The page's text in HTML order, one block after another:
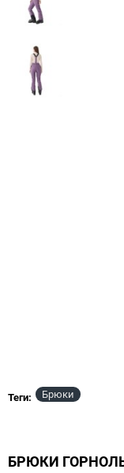
НЕТ В НАЛИЧИИ
Теги: Брюки
БРЮКИ